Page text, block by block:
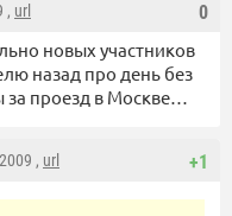
0
, url
новых участников
назад про день без
за проезд в Москве…
+1
, url